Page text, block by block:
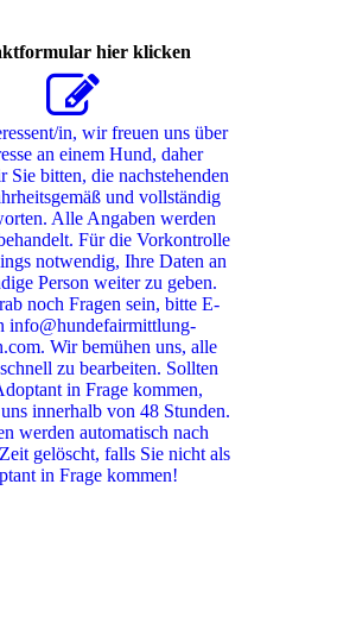
hier klicken
in, wir freuen uns über
an einem Hund, daher
Sie bitten, die nachstehenden
und vollständig
Alle Angaben werden
Für die Vorkontrolle
notwendig, Ihre Daten an
Person weiter zu geben.
noch Fragen sein, bitte E-
info@hundefairmittlung-
Wir bemühen uns, alle
zu bearbeiten. Sollten
in Frage kommen,
innerhalb von 48 Stunden.
werden automatisch nach
gelöscht, falls Sie nicht als
in Frage kommen!